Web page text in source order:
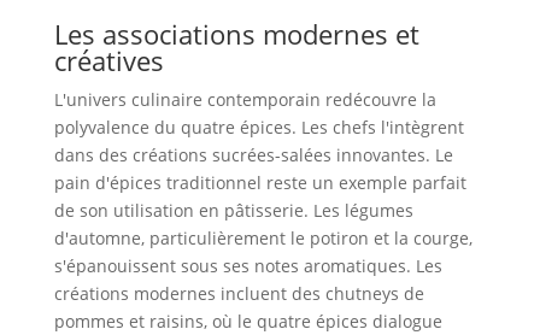
Les associations modernes et
créatives
L'univers culinaire contemporain redécouvre la
polyvalence du quatre épices. Les chefs l'intègrent
dans des créations sucrées-salées innovantes. Le
pain d'épices traditionnel reste un exemple parfait
de son utilisation en pâtisserie. Les légumes
d'automne, particulièrement le potiron et la courge,
s'épanouissent sous ses notes aromatiques. Les
créations modernes incluent des chutneys de
pommes et raisins, où le quatre épices dialogue